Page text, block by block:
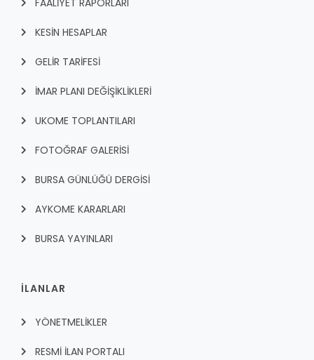
FAALİYET RAPORLARI
KESİN HESAPLAR
GELİR TARİFESİ
İMAR PLANI DEĞİŞİKLİKLERİ
UKOME TOPLANTILARI
FOTOĞRAF GALERİSİ
BURSA GÜNLÜĞÜ DERGİSİ
AYKOME KARARLARI
BURSA YAYINLARI
İLANLAR
YÖNETMELİKLER
RESMİ İLAN PORTALI